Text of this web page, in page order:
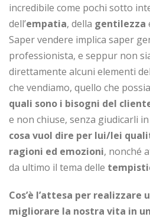
incredibile come pochi sotto
dell’empatia, della gentilezza
Saper vendere implica saper
professionista, e seppur non
direttamente alcuni elementi
che vendiamo, quello che
quali sono i bisogni del
e non chiuse, senza giudicarli
cosa vuol dire per lui/lei
ragioni ed emozioni, nonché
da ultimo il tema delle
Cos’è l’attesa per realizzare
migliorare la nostra vita in